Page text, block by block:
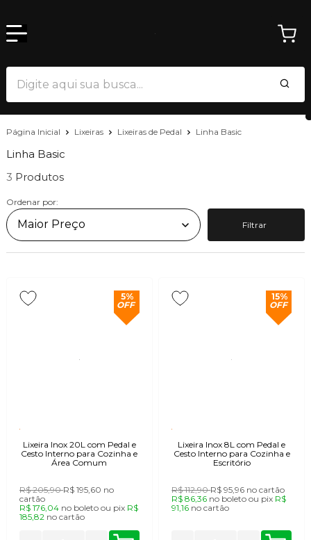
Página Inicial Lixeiras Lixeiras de Pedal Linha Basic
Linha Basic
3
Ordenar por:
Filtrar
5%
OFF
Lixeira Inox 20L com Pedal e
Cesto Interno para Cozinha e
Área Comum
R$ 205,90R$ 195,60 no
cartão
R$ 176,04 no boletoou pix R$
185,82 no cartão
15%
OFF
Lixeira Inox 8L com Pedal e
Cesto Interno para Cozinha e
Escritório
R$ 112,90R$ 95,96 no cartão
R$ 86,36 no boleto ou pix R$
91,16 nocartão